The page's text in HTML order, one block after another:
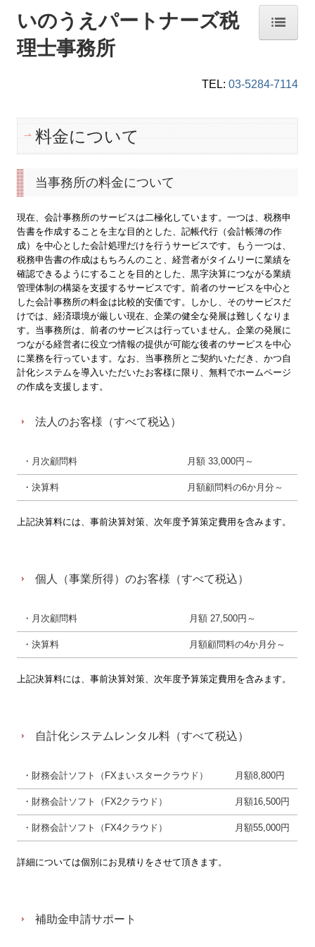
ホーム
料金について
2023年
2024年
2025年
2026年
お問い合わせ
個人情報保護方針
電帳法・インボイス最新情報
いのうえパートナーズ税
理士事務所
TEL: 03-5284-7114
料金について
当事務所の料金について
現在、会計事務所のサービスは二極化しています。一つは、税務申
告書を作成することを主な目的とした、記帳代行（会計帳簿の作
成）を中心とした会計処理だけを行うサービスです。もう一つは、
税務申告書の作成はもちろんのこと、経営者がタイムリーに業績を
確認できるようにすることを目的とした、黒字決算につながる業績
管理体制の構築を支援するサービスです。前者のサービスを中心と
した会計事務所の料金は比較的安価です。しかし、そのサービスだ
けでは、経済環境が厳しい現在、企業の健全な発展は難しくなりま
す。当事務所は、前者のサービスは行っていません。企業の発展に
つながる経営者に役立つ情報の提供が可能な後者のサービスを中心
に業務を行っています。なお、当事務所とご契約いただき、かつ自
計化システムを導入いただいたお客様に限り、無料でホームページ
の作成を支援します。
法人のお客様（すべて税込）
・月次顧問料 月額 33,000円～
・決算料 月額顧問料の6か月分～
上記決算料には、事前決算対策、次年度予算策定費用を含みます。
個人（事業所得）のお客様（すべて税込）
・月次顧問料 月額 27,500円～
・決算料 月額顧問料の4か月分～
上記決算料には、事前決算対策、次年度予算策定費用を含みます。
自計化システムレンタル料（すべて税込）
・財務会計ソフト（FXまいスタークラウド） 月額8,800円
・財務会計ソフト（FX2クラウド） 月額16,500円
・財務会計ソフト（FX4クラウド） 月額55,000円
詳細については個別にお見積りをさせて頂きます。
補助金申請サポート